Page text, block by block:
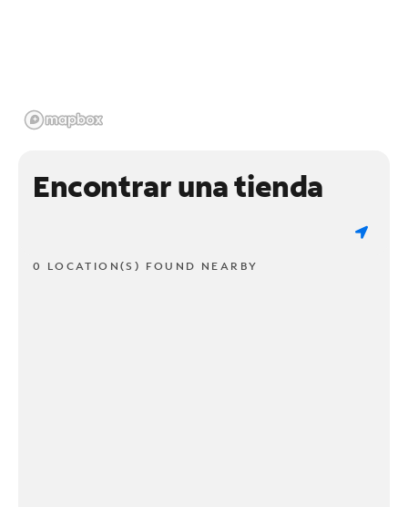
Encontrar una tienda
0 LOCATION(S) FOUND NEARBY